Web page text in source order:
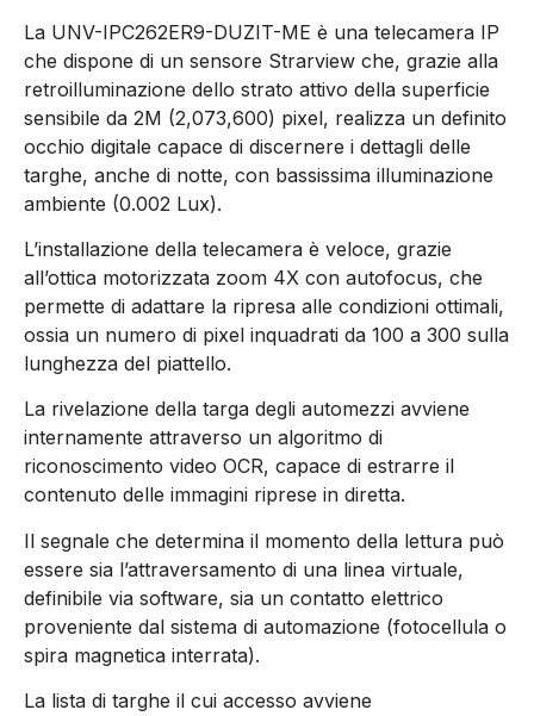
La UNV-IPC262ER9-DUZIT-ME è una telecamera IP
che dispone di un sensore Strarview che, grazie alla
retroilluminazione dello strato attivo della superficie
sensibile da 2M (2,073,600) pixel, realizza un definito
occhio digitale capace di discernere i dettagli delle
targhe, anche di notte, con bassissima illuminazione
ambiente (0.002 Lux).
L’installazione della telecamera è veloce, grazie
all’ottica motorizzata zoom 4X con autofocus, che
permette di adattare la ripresa alle condizioni ottimali,
ossia un numero di pixel inquadrati da 100 a 300 sulla
lunghezza del piattello.
La rivelazione della targa degli automezzi avviene
internamente attraverso un algoritmo di
riconoscimento video OCR, capace di estrarre il
contenuto delle immagini riprese in diretta.
Il segnale che determina il momento della lettura può
essere sia l’attraversamento di una linea virtuale,
definibile via software, sia un contatto elettrico
proveniente dal sistema di automazione (fotocellula o
spira magnetica interrata).
La lista di targhe il cui accesso avviene